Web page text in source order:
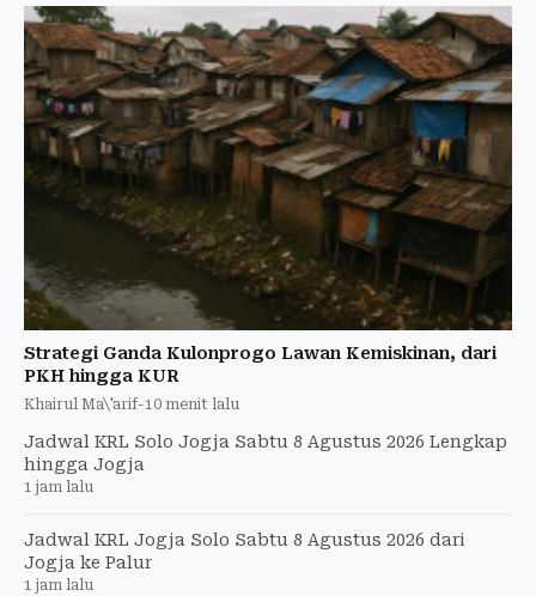
Strategi Ganda Kulonprogo Lawan Kemiskinan, dari
PKH hingga KUR
Khairul Ma\'arif-10 menit lalu
Jadwal KRL Solo Jogja Sabtu 8 Agustus 2026 Lengkap
hingga Jogja
1 jam lalu
Jadwal KRL Jogja Solo Sabtu 8 Agustus 2026 dari
Jogja ke Palur
1 jam lalu